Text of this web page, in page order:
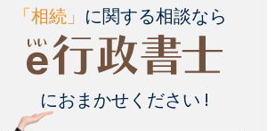
「相続」 に関する相談なら
におまかせください !